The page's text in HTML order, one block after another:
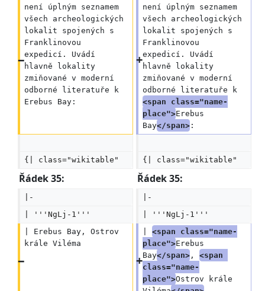
není úplným seznamem
všech archeologických
lokalit spojených s
Franklinovou
expedicí. Uvádí
hlavně lokality
zmiňované v moderní
odborné literatuře k
Erebus Bay:
není úplným seznamem
všech archeologických
lokalit spojených s
Franklinovou
expedicí. Uvádí
hlavně lokality
zmiňované v moderní
odborné literatuře k
<span class="name-
place">Erebus
Bay</span>:
{| class="wikitable" {| class="wikitable"
Řádek 35: Řádek 35:
|-
|-
| '''NgLj-1'''
| '''NgLj-1'''
| Erebus Bay, Ostrov
krále Viléma
<span class="name-
place">Erebus
Bay</span>, <span
class="name-
place">Ostrov krále